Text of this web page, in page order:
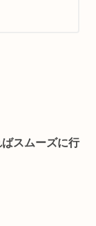
スムーズに行